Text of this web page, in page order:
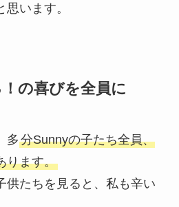
います。
の喜びを全員に
多分Sunnyの子たち全員、
ります。
供たちを見ると、私も辛い